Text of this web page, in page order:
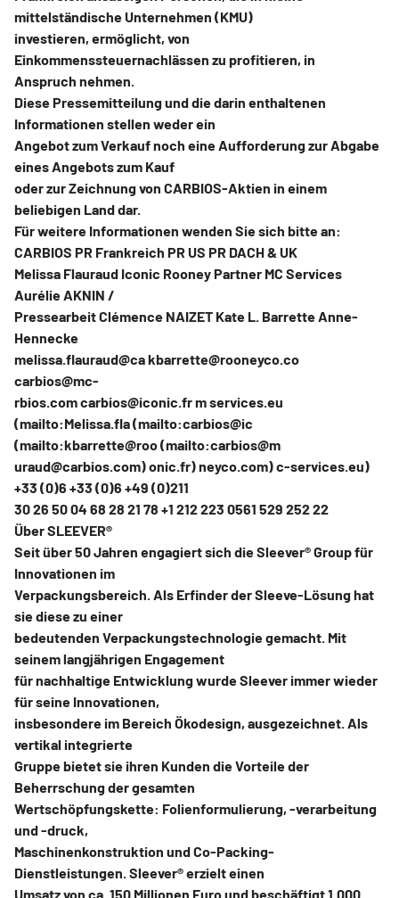
mittelständische Unternehmen (KMU)
investieren, ermöglicht, von
Einkommenssteuernachlässen zu profitieren, in
Anspruch nehmen.
Diese Pressemitteilung und die darin enthaltenen
Informationen stellen weder ein
Angebot zum Verkauf noch eine Aufforderung zur Abgabe
eines Angebots zum Kauf
oder zur Zeichnung von CARBIOS-Aktien in einem
beliebigen Land dar.
Für weitere Informationen wenden Sie sich bitte an:
CARBIOS PR Frankreich PR US PR DACH & UK
Melissa Flauraud Iconic Rooney Partner MC Services
Aurélie AKNIN /
Pressearbeit Clémence NAIZET Kate L. Barrette Anne-
Hennecke
melissa.flauraud@ca kbarrette@rooneyco.co
carbios@mc-
rbios.com carbios@iconic.fr m services.eu
(mailto:Melissa.fla (mailto:carbios@ic
(mailto:kbarrette@roo (mailto:carbios@m
uraud@carbios.com) onic.fr) neyco.com) c-services.eu)
+33 (0)6 +33 (0)6 +49 (0)211
30 26 50 04 68 28 21 78 +1 212 223 0561 529 252 22
Über SLEEVER®
Seit über 50 Jahren engagiert sich die Sleever® Group für
Innovationen im
Verpackungsbereich. Als Erfinder der Sleeve-Lösung hat
sie diese zu einer
bedeutenden Verpackungstechnologie gemacht. Mit
seinem langjährigen Engagement
für nachhaltige Entwicklung wurde Sleever immer wieder
für seine Innovationen,
insbesondere im Bereich Ökodesign, ausgezeichnet. Als
vertikal integrierte
Gruppe bietet sie ihren Kunden die Vorteile der
Beherrschung der gesamten
Wertschöpfungskette: Folienformulierung, -verarbeitung
und -druck,
Maschinenkonstruktion und Co-Packing-
Dienstleistungen. Sleever® erzielt einen
Umsatz von ca. 150 Millionen Euro und beschäftigt 1.000